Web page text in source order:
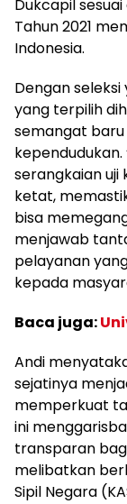
Dukcapil
Tahun 2021
Indonesia.
Dengan
yang terpilih
semangat
serangkaian
ketat,
bisa
menjawab
pelayanan
kepada
Baca juga:
Andi
sejatinya
memperkuat
ini
transparan
melibatkan
Sipil Negara